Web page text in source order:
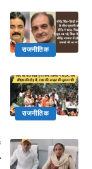
राजनीतिक
राजनीतिक